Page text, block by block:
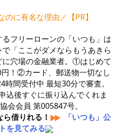
に有名な理由／【PR】
フリーローンの「いつも」は
「ここがダメならもうあきら
穴場の金融業者。①はじめて
！②カード、郵送物一切なし
間受付中 最短30分で審査。
込後すぐに振り込んでくれま
会会員 第005847号。
借りれる！
「いつも」公
を見てみる